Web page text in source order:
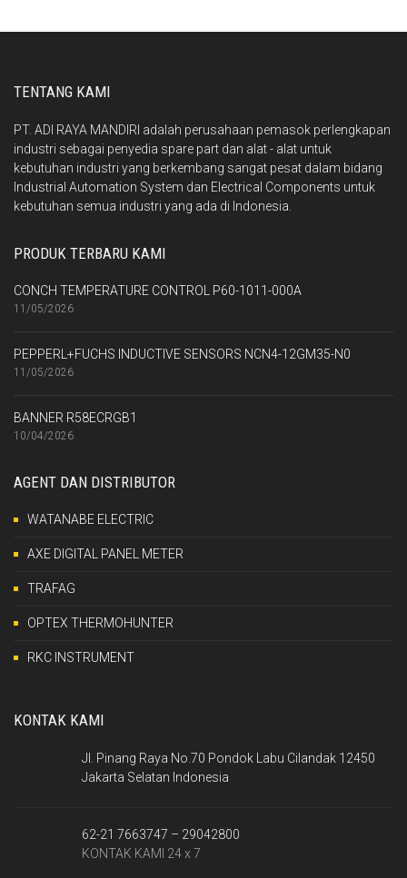
TENTANG KAMI
PT. ADI RAYA MANDIRI adalah perusahaan pemasok perlengkapan
industri sebagai penyedia spare part dan alat - alat untuk
kebutuhan industri yang berkembang sangat pesat dalam bidang
Industrial Automation System dan Electrical Components untuk
kebutuhan semua industri yang ada di Indonesia.
PRODUK TERBARU KAMI
CONCH TEMPERATURE CONTROL P60-1011-000A
11/05/2026
PEPPERL+FUCHS INDUCTIVE SENSORS NCN4-12GM35-N0
11/05/2026
BANNER R58ECRGB1
10/04/2026
AGENT DAN DISTRIBUTOR
WATANABE ELECTRIC
AXE DIGITAL PANEL METER
TRAFAG
OPTEX THERMOHUNTER
RKC INSTRUMENT
KONTAK KAMI
Jl. Pinang Raya No.70 Pondok Labu Cilandak 12450
Jakarta Selatan Indonesia
62-21 7663747 – 29042800
KONTAK KAMI 24 x 7